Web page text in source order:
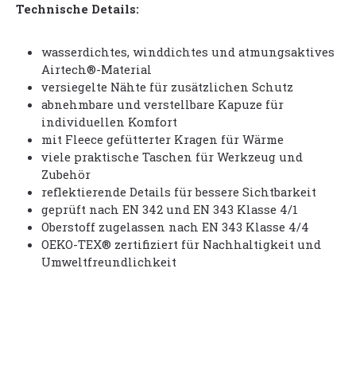
Technische Details:
wasserdichtes, winddichtes und atmungsaktives
Airtech®-Material
versiegelte Nähte für zusätzlichen Schutz
abnehmbare und verstellbare Kapuze für
individuellen Komfort
mit Fleece gefütterter Kragen für Wärme
viele praktische Taschen für Werkzeug und
Zubehör
reflektierende Details für bessere Sichtbarkeit
geprüft nach EN 342 und EN 343 Klasse 4/1
Oberstoff zugelassen nach EN 343 Klasse 4/4
OEKO-TEX® zertifiziert für Nachhaltigkeit und
Umweltfreundlichkeit